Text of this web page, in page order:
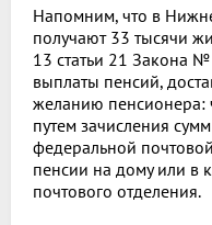
Напомним, что в
получают 33 тысячи
13 статьи 21 Закона
выплаты пенсий,
желанию пенсионера:
путем зачисления
федеральной
пенсии на дому или в
почтового отделения.